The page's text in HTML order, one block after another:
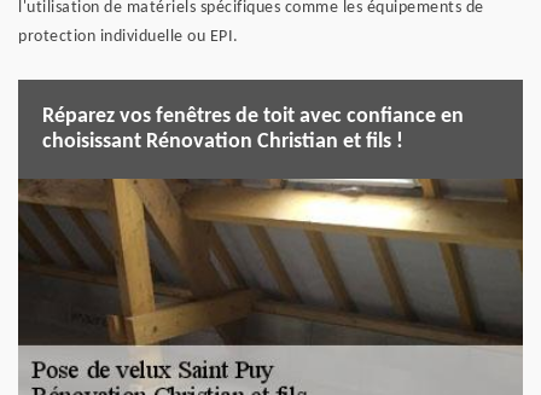
l'utilisation de matériels spécifiques comme les équipements de
protection individuelle ou EPI.
Réparez vos fenêtres de toit avec confiance en
choisissant Rénovation Christian et fils !